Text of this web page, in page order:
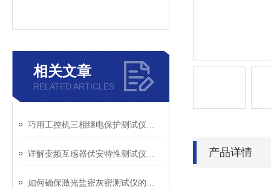
相关文章
RELATED ARTICLES
产品详情